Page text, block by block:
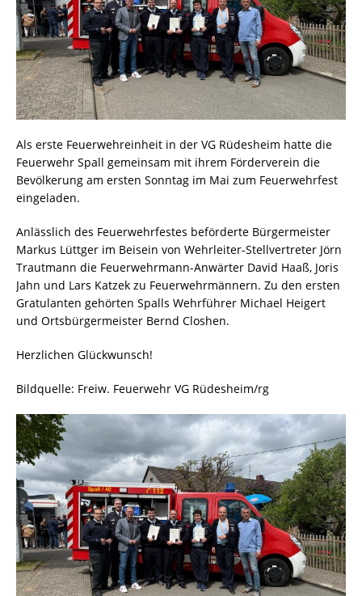
Als erste Feuerwehreinheit in der VG Rüdesheim hatte die
Feuerwehr Spall gemeinsam mit ihrem Förderverein die
Bevölkerung am ersten Sonntag im Mai zum Feuerwehrfest
eingeladen.
Anlässlich des Feuerwehrfestes beförderte Bürgermeister
Markus Lüttger im Beisein von Wehrleiter-Stellvertreter Jörn
Trautmann die Feuerwehrmann-Anwärter David Haaß, Joris
Jahn und Lars Katzek zu Feuerwehrmännern. Zu den ersten
Gratulanten gehörten Spalls Wehrführer Michael Heigert
und Ortsbürgermeister Bernd Closhen.
Herzlichen Glückwunsch!
Bildquelle: Freiw. Feuerwehr VG Rüdesheim/rg